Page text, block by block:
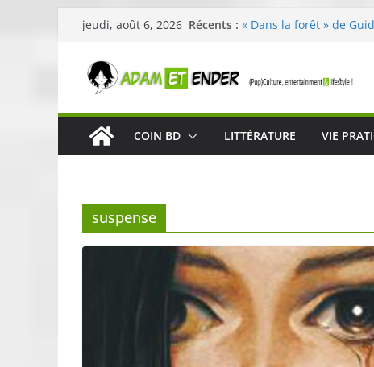
Passer
contenu
jeudi, août 6, 2026 Récents : « Dans la forêt » de
Célestin en concert :
« In The Beginning was
néoclassique de Nico
Skullcandy dévoile le
COIN BD LITTÉRATURE VIE
suspense